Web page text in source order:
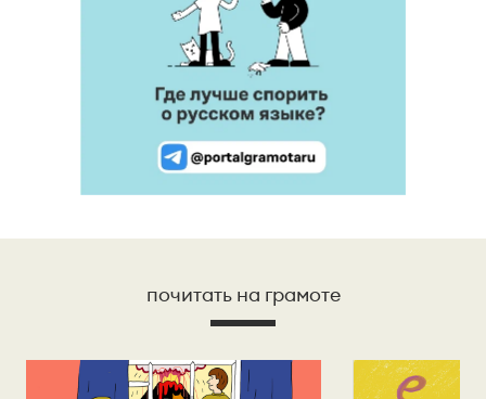
почитать на грамоте